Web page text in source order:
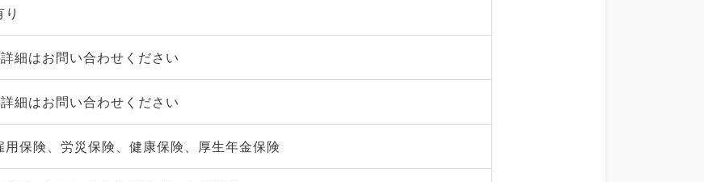
り
細はお問い合わせください
細はお問い合わせください
用保険、労災保険、健康保険、厚生年金保険